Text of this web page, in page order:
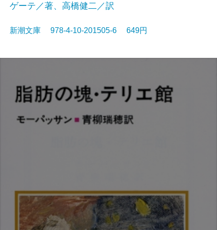
ゲーテ／著、高橋健二／訳
新潮文庫 978-4-10-201505-6 649円